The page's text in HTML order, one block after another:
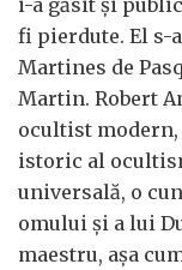
i-a găsit şi
fi pierdute. El s-
Martines de
Martin. Robert
ocultist
istoric al
universală, o
omului şi a lui
maestru, aşa